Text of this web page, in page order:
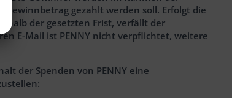
gezahlt werden soll. Erfolgt die
der gesetzten Frist, verfällt der
E-Mail ist PENNY nicht verpflichtet, weitere
der Spenden von PENNY eine